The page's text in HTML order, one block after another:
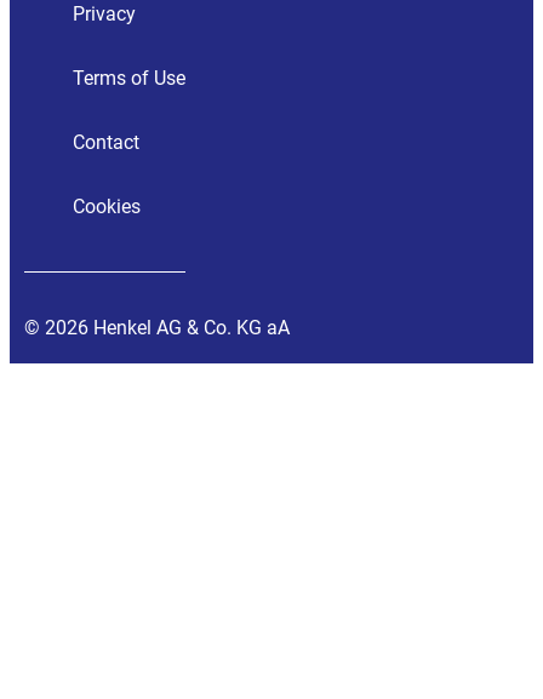
Privacy
Terms of Use
Contact
Cookies
© 2026 Henkel AG & Co. KG aA